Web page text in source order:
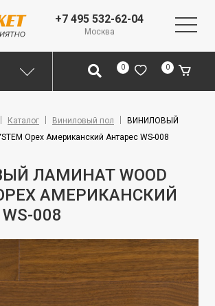
+7 495 532-62-04
Москва
0 0
Каталог Виниловый пол
ВИНИЛОВЫЙ
Орех Американский Антарес WS-008
ЛАМИНАТ WOOD
ОРЕХ АМЕРИКАНСКИЙ
008